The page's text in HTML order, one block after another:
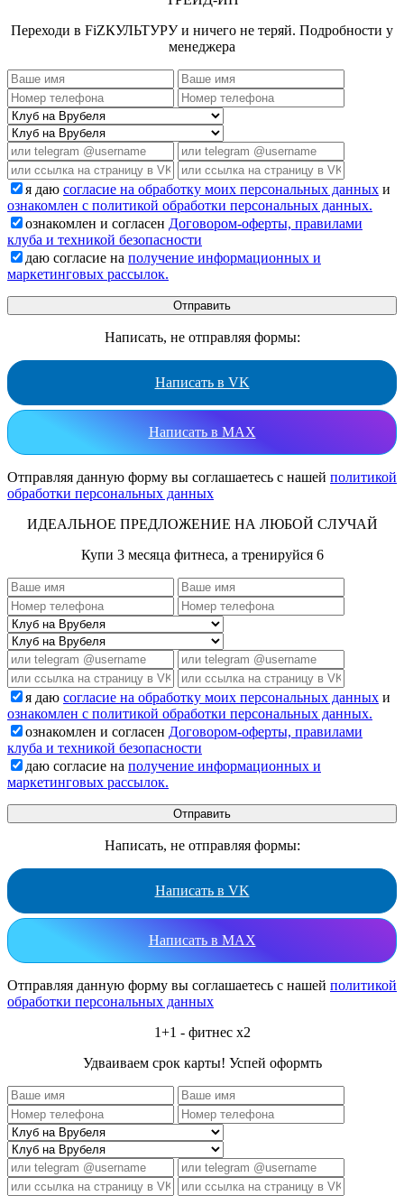
Переходи в FiZКУЛЬТУРУ и ничего не теряй. Подробности у
менеджера
я даю согласие на обработку моих персональных данных и
ознакомлен с политикой обработки персональных данных.
ознакомлен и согласен Договором-оферты, правилами
клуба и техникой безопасности
даю согласие на получение информационных и
маркетинговых рассылок.
Написать, не отправляя формы:
Написать в VK
Написать в MAX
Отправляя данную форму вы соглашаетесь с нашей политикой
обработки персональных данных
ИДЕАЛЬНОЕ ПРЕДЛОЖЕНИЕ НА ЛЮБОЙ СЛУЧАЙ
Купи 3 месяца фитнеса, а тренируйся 6
я даю согласие на обработку моих персональных данных и
ознакомлен с политикой обработки персональных данных.
ознакомлен и согласен Договором-оферты, правилами
клуба и техникой безопасности
даю согласие на получение информационных и
маркетинговых рассылок.
Написать, не отправляя формы:
Написать в VK
Написать в MAX
Отправляя данную форму вы соглашаетесь с нашей политикой
обработки персональных данных
1+1 - фитнес x2
Удваиваем срок карты! Успей оформть